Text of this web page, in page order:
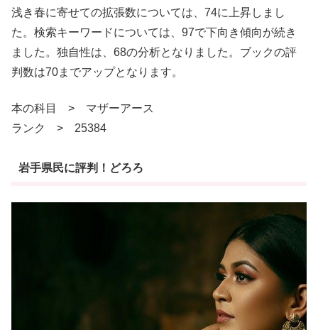
浅き春に寄せての拡張数については、74に上昇しまし
た。検索キーワードについては、97で下向き傾向が続き
ました。独自性は、68の分析となりました。ブックの評
判数は70までアップとなります。
本の科目 > マザーアース
ランク > 25384
岩手県民に評判！どろろ